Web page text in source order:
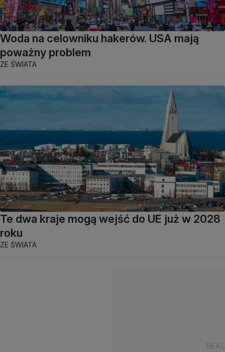
Woda na celowniku hakerów. USA mają
poważny problem
ZE ŚWIATA
Te dwa kraje mogą wejść do UE już w 2028
roku
ZE ŚWIATA